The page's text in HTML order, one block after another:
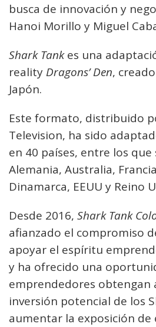
busca de innovación y
Hanoi Morillo y Miguel
Shark Tankes una
reality Dragons’ Den,
Japón.
Este formato, distribuido
Television, ha sido
en 40 países, entre los que
Alemania, Australia,
Dinamarca, EEUU y Reino
Desde 2016, Shark Tank
afianzado el compromiso
apoyar el espíritu
y ha ofrecido una
emprendedores obtengan
inversión potencial de los
aumentar la exposición de